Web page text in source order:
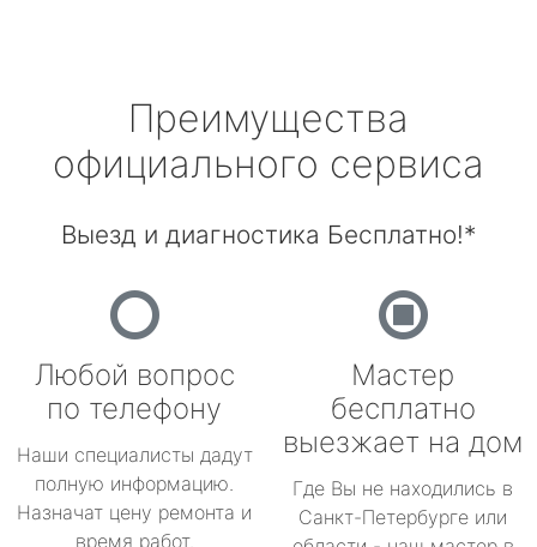
Преимущества
официального сервиса
Выезд и диагностика Бесплатно!*
Любой вопрос
по телефону
Наши специалисты дадут
полную информацию.
Назначат цену ремонта и
время работ.
Мастер
бесплатно
выезжает на дом
Где Вы не находились в
Санкт-Петербурге или